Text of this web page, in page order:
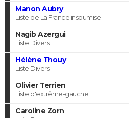
Manon Aubry
Liste de La France insoumise
Nagib Azergui
Liste Divers
Hélène Thouy
Liste Divers
Olivier Terrien
Liste d'extrême-gauche
Caroline Zorn